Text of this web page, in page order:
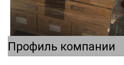
Профиль компании